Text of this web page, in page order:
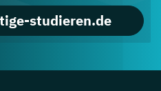
studieren.de